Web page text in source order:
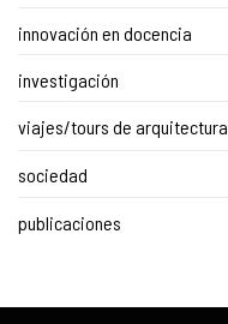
innovación en docencia
investigación
viajes/tours de arquitectura
sociedad
publicaciones